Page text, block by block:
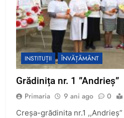
INSTITUȚII ÎNVĂȚĂMÂNT
Grădinița nr. 1 ”Andrieș”
Primaria 9 ani ago 0
Creșa-grădinita nr.1